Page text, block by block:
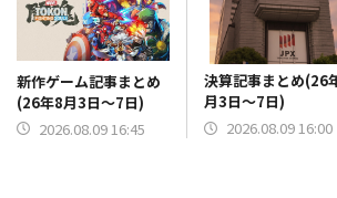
新作ゲーム記事まとめ
(26年8月3日～7日)
2026.08.09 16:45
決算記事まとめ(26
月3日～7日)
2026.08.09 16:00